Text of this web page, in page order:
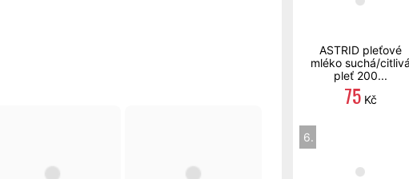
ASTRID pleťové
mléko suchá/
pleť 200...
75Kč
6.